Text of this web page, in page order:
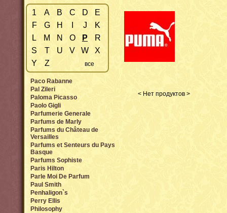
< Нет продуктов >
1 A B C D
E
F
G H J
K
L
M N O P
R
S
T U V W
X
Y
Z все
Paco Rabanne
Pal Zileri
Paloma Picasso
Paolo Gigli
Parfumerie Generale
Parfums de Marly
Parfums du Château de
Versailles
Parfums et Senteurs du Pays
Basque
Parfums Sophiste
Paris Hilton
Parle Moi De Parfum
Paul Smith
Penhaligon`s
Perry Ellis
Philosophy